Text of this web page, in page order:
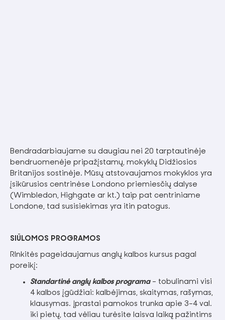
Bendradarbiaujame su daugiau nei 20 tarptautinėje
bendruomenėje pripažįstamų, mokyklų Didžiosios
Britanijos sostinėje. Mūsų atstovaujamos mokyklos yra
įsikūrusios centrinėse Londono priemiesčių dalyse
(Wimbledon, Highgate ar kt.) taip pat centriniame
Londone, tad susisiekimas yra itin patogus.
SIŪLOMOS PROGRAMOS
RInkitės pageidaujamus anglų kalbos kursus pagal
poreikį:
Standartinė anglų kalbos programa– tobulinami visi
4 kalbos įgūdžiai: kalbėjimas, skaitymas, rašymas,
klausymas. Įprastai pamokos trunka apie 3-4 val.
iki pietų, tad vėliau turėsite laisva laiką pažintims